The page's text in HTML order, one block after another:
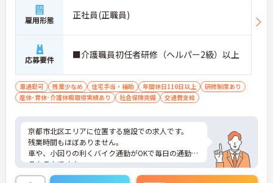
雇用形態 正社員(正職員)
応募要件 ■介護職員初任者研修（ヘルパー2級）以上
車通勤可 残業少なめ 住宅手当・補助 年間休日110日以上
研修制度あり
産休･育休･介護休暇取得実績あり
社会保険完備 交通費支給
京都市北区エリアに位置する施設での求人です。
残業時間もほぼありません。
車や、小回りの利くバイク通勤がOKで毎日の通勤が
ラクラクです♪
ご興味がある方はお気軽にお問い合わせ下さい。